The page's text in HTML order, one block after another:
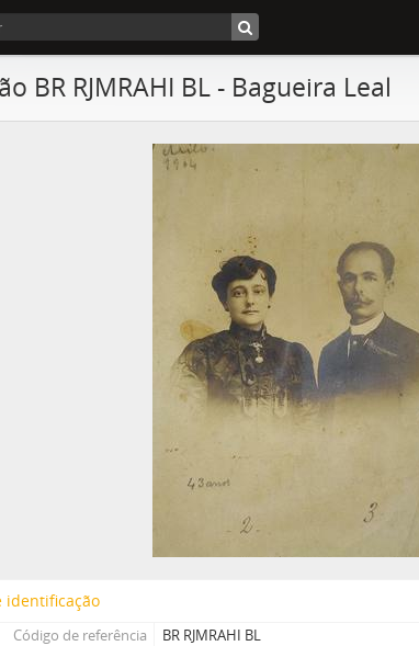
BR RJMRAHI BL - Bagueira Leal
identificação
Código de referência
BR RJMRAHI BL